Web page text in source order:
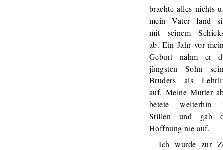
brachte alles nichts
mein Vater fand
mit seinem
ab. Ein Jahr vor
Geburt nahm er
jüngsten Sohn
Bruders als
auf. Meine Mutter
betete weiterhin
Stillen und gab
Hoffnung nie auf.
Ich wurde zur